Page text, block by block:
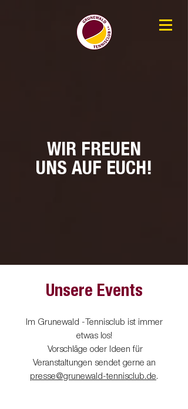
WIR FREUEN
UNS AUF EUCH!
Unsere Events
Im Grunewald -Tennisclub ist immer
etwas los!
Vorschläge oder Ideen für
Veranstaltungen sendet gerne an
presse@grunewald-tennisclub.de.